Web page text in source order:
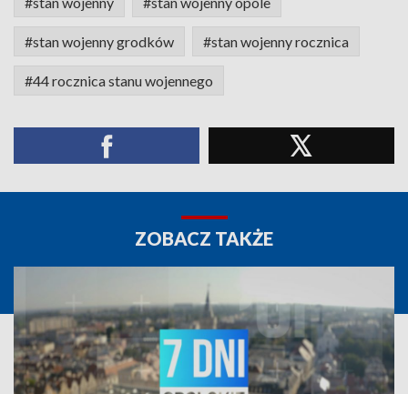
#stan wojenny grodków #stan wojenny rocznica
#44 rocznica stanu wojennego
ZOBACZ TAKŻE